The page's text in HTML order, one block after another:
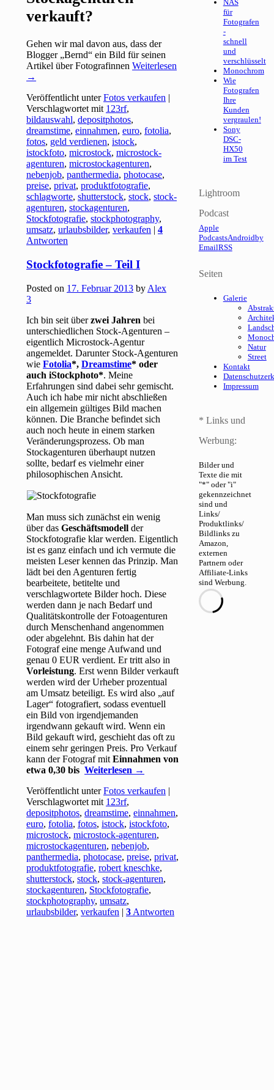
verkauft?
Gehen wir mal davon aus, dass der
Blogger „Bernd“ ein Bild für seinen
Artikel über FotografinnenWeiterlesen
→
Veröffentlicht unter Fotos verkaufen |
Verschlagwortet mit 123rf,
bildauswahl,depositphotos,
dreamstime,einnahmen,euro,fotolia,
fotos, geld verdienen,istock,
istockfoto,microstock,microstock-
agenturen,microstockagenturen,
nebenjob,panthermedia,photocase,
preise,privat,produktfotografie,
schlagworte,shutterstock,stock,stock-
agenturen,stockagenturen,
Stockfotografie,stockphotography,
umsatz,urlaubsbilder,verkaufen |4
Antworten
Stockfotografie – Teil I
Posted on 17. Februar 2013 by Alex
3
Ich bin seit überzwei Jahren bei
unterschiedlichen Stock-Agenturen –
eigentlich Microstock-Agentur
angemeldet. Darunter Stock-Agenturen
wieFotolia*,Dreamstime* oder
auch iStockphoto*. Meine
Erfahrungen sind dabei sehr gemischt.
Auch ich habe mir nicht abschließen
ein allgemein gültiges Bild machen
können. Die Branche befindet sich
auch noch heute in einem starken
Veränderungsprozess. Ob man
Stockagenturen überhaupt nutzen
sollte, bedarf es vielmehr einer
philosophischen Ansicht.
Man muss sich zunächst ein wenig
über dasGeschäftsmodell der
Stockfotografie klar werden. Eigentlich
ist es ganz einfach und ich vermute die
meisten Leser kennen das Prinzip. Man
lädt bei den Agenturen fertig
bearbeitete, betitelte und
verschlagwortete Bilder hoch. Diese
werden dann je nach Bedarf und
Qualitätskontrolle der Fotoagenturen
durch Menschenhand angenommen
oder abgelehnt. Bis dahin hat der
Fotograf eine menge Aufwand und
genau 0 EUR verdient. Er tritt also in
Vorleistung. Erst wenn Bilder verkauft
werden wird der Urheber prozentual
am Umsatz beteiligt. Es wird also „auf
Lager“ fotografiert, sodass eventuell
ein Bild von irgendjemanden
irgendwann gekauft wird. Wenn ein
Bild gekauft wird, geschieht das oft zu
einem sehr geringen Preis. Pro Verkauf
kann der Fotograf mitEinnahmen von
etwa 0,30 bisWeiterlesen →
Veröffentlicht unter Fotos verkaufen |
Verschlagwortet mit 123rf,
depositphotos,dreamstime,einnahmen,
euro,fotolia,fotos,istock,istockfoto,
microstock,microstock-agenturen,
microstockagenturen,nebenjob,
panthermedia,photocase,preise,privat,
produktfotografie,robert kneschke,
shutterstock,stock,stock-agenturen,
stockagenturen, Stockfotografie,
stockphotography,umsatz,
urlaubsbilder,verkaufen |3 Antworten
NAS
für
Fotografen
-
schnell
und
verschlüsselt
Monochrom
Wie
Fotografen
Ihre
Kunden
vergraulen!
Sony
DSC-
HX50
im Test
Lightroom
Podcast
Apple
PodcastsAndroidby
EmailRSS
Seiten
Galerie
Natur
Street
Kontakt
Impressum
* Links und
Werbung:
Bilder und
Texte die mit
"*" oder "i"
gekennzeichnet
sind und
Links/
Produktlinks/
Bildlinks zu
Amazon,
externen
Partnern oder
Affiliate-Links
sind Werbung.